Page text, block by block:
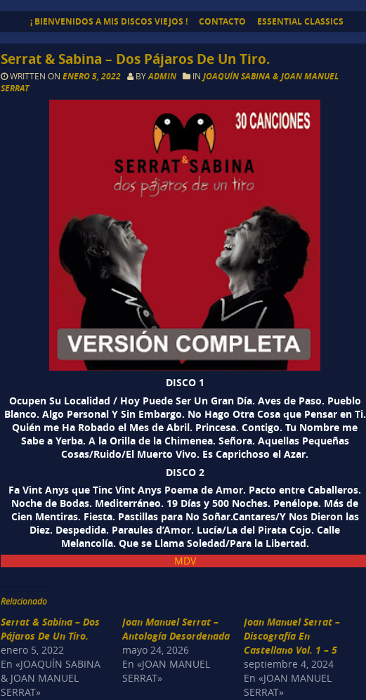
¡ BIENVENIDOS A MIS DISCOS VIEJOS ! CONTACTO ESSENTIAL CLASSICS
Serrat & Sabina – Dos Pájaros De Un Tiro.
WRITTEN ONENERO 5, 2022 BYADMIN INJOAQUÍN SABINA & JOAN MANUEL
SERRAT
DISCO 1
Ocupen Su Localidad / Hoy Puede Ser Un Gran Día. Aves de Paso. Pueblo
Blanco. Algo Personal Y Sin Embargo. No Hago Otra Cosa que Pensar en Ti.
Quién me Ha Robado el Mes de Abril. Princesa. Contigo. Tu Nombre me
Sabe a Yerba. A la Orilla de la Chimenea. Señora. Aquellas Pequeñas
Cosas/Ruido/El Muerto Vivo. Es Caprichoso el Azar.
DISCO 2
Fa Vint Anys que Tinc Vint Anys Poema de Amor. Pacto entre Caballeros.
Noche de Bodas. Mediterráneo. 19 Días y 500 Noches. Penélope. Más de
Cien Mentiras. Fiesta. Pastillas para No Soñar.Cantares/Y Nos Dieron las
Diez. Despedida. Paraules d’Amor. Lucía/La del Pirata Cojo. Calle
Melancolía. Que se Llama Soledad/Para la Libertad.
MDV
Relacionado
Serrat & Sabina – Dos
Pájaros De Un Tiro.
enero 5, 2022
En «JOAQUÍN SABINA
& JOAN MANUEL
SERRAT»
Joan Manuel Serrat –
Antología Desordenada
mayo 24, 2026
En «JOAN MANUEL
SERRAT»
Joan Manuel Serrat –
Discografía En
Castellano Vol. 1 – 5
septiembre 4, 2024
En «JOAN MANUEL
SERRAT»